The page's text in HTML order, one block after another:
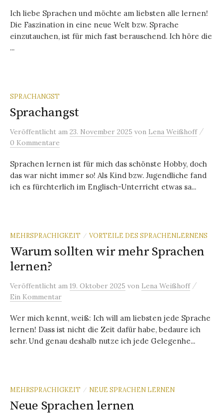
Ich liebe Sprachen und möchte am liebsten alle lernen!
Die Faszination in eine neue Welt bzw. Sprache
einzutauchen, ist für mich fast berauschend. Ich höre die
...
SPRACHANGST
Sprachangst
Veröffentlicht am 23. November 2025 von Lena Weißhoff /
0 Kommentare
Sprachen lernen ist für mich das schönste Hobby, doch
das war nicht immer so! Als Kind bzw. Jugendliche fand
ich es fürchterlich im Englisch-Unterricht etwas sa...
MEHRSPRACHIGKEIT / VORTEILE DES SPRACHENLERNENS
Warum sollten wir mehr Sprachen
lernen?
Veröffentlicht am 19. Oktober 2025 von Lena Weißhoff /
Ein Kommentar
Wer mich kennt, weiß: Ich will am liebsten jede Sprache
lernen! Dass ist nicht die Zeit dafür habe, bedaure ich
sehr. Und genau deshalb nutze ich jede Gelegenhe...
MEHRSPRACHIGKEIT / NEUE SPRACHEN LERNEN
Neue Sprachen lernen